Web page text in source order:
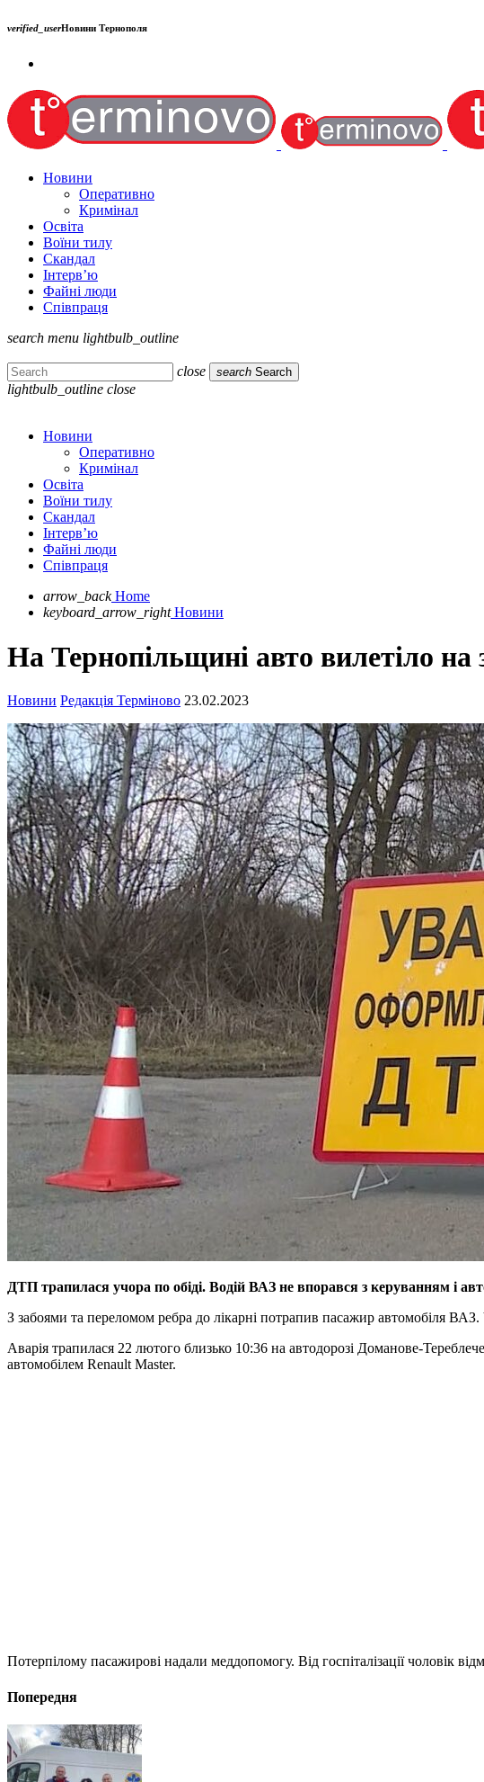
verified_userНовини Тернополя
Новини
Оперативно
Кримінал
Освіта
Воїни тилу
Скандал
Інтерв’ю
Файні люди
Співпраця
search menu lightbulb_outline
close search Search
lightbulb_outline close
Новини
Оперативно
Кримінал
Освіта
Воїни тилу
Скандал
Інтерв’ю
Файні люди
Співпраця
arrow_back Home
keyboard_arrow_right Новини
На Тернопільщині авто вилетіло на
Новини Редакція Терміново 23.02.2023
ДТП трапилася учора по обіді. Водій ВАЗ не впорався з керуванням і
З забоями та переломом ребра до лікарні потрапив пасажир автомобіля
Аварія трапилася 22 лютого близько 10:36 на автодорозі Доманове-
автомобілем Renault Master.
Потерпілому пасажирові надали меддопомогу. Від госпіталізації чоловік
Попередня